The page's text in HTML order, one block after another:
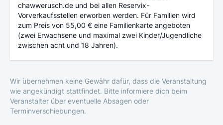
chawwerusch.de und bei allen Reservix-
Vorverkaufsstellen erworben werden. Für Familien wird
zum Preis von 55,00 € eine Familienkarte angeboten
(zwei Erwachsene und maximal zwei Kinder/Jugendliche
zwischen acht und 18 Jahren).
Wir übernehmen keine Gewähr dafür, dass die Veranstaltung
wie angekündigt stattfindet. Bitte informiere dich beim
Veranstalter über eventuelle Absagen oder
Terminverschiebungen.